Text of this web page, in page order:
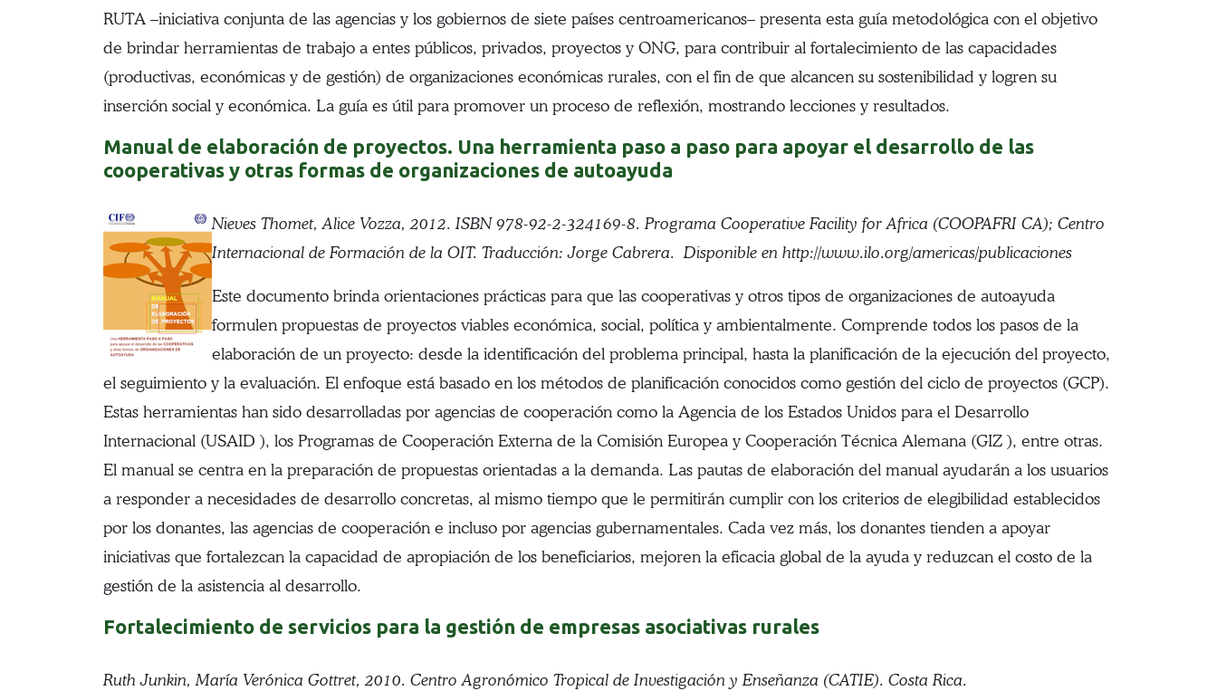
RUTA –iniciativa conjunta de las agencias y los gobiernos de siete países centroamericanos– presenta esta guía metodológica con el objetivo
de brindar herramientas de trabajo a entes públicos, privados, proyectos y ONG, para contribuir al fortalecimiento de las capacidades
(productivas, económicas y de gestión) de organizaciones económicas rurales, con el fin de que alcancen su sostenibilidad y logren su
inserción social y económica. La guía es útil para promover un proceso de reflexión, mostrando lecciones y resultados.
Manual de elaboración de proyectos. Una herramienta paso a paso para apoyar el desarrollo de las
cooperativas y otras formas de organizaciones de autoayuda
Nieves Thomet, Alice Vozza, 2012. ISBN 978-92-2-324169-8. Programa Cooperative Facility for Africa (COOPAFRI CA); Centro
Internacional de Formación de la OIT. Traducción: Jorge Cabrera. Disponible en http://www.ilo.org/americas/publicaciones
Este documento brinda orientaciones prácticas para que las cooperativas y otros tipos de organizaciones de autoayuda
formulen propuestas de proyectos viables económica, social, política y ambientalmente. Comprende todos los pasos de la
elaboración de un proyecto: desde la identificación del problema principal, hasta la planificación de la ejecución del proyecto,
el seguimiento y la evaluación. El enfoque está basado en los métodos de planificación conocidos como gestión del ciclo de proyectos (GCP).
Estas herramientas han sido desarrolladas por agencias de cooperación como la Agencia de los Estados Unidos para el Desarrollo
Internacional (USAID ), los Programas de Cooperación Externa de la Comisión Europea y Cooperación Técnica Alemana (GIZ ), entre otras.
El manual se centra en la preparación de propuestas orientadas a la demanda. Las pautas de elaboración del manual ayudarán a los usuarios
a responder a necesidades de desarrollo concretas, al mismo tiempo que le permitirán cumplir con los criterios de elegibilidad establecidos
por los donantes, las agencias de cooperación e incluso por agencias gubernamentales. Cada vez más, los donantes tienden a apoyar
iniciativas que fortalezcan la capacidad de apropiación de los beneficiarios, mejoren la eficacia global de la ayuda y reduzcan el costo de la
gestión de la asistencia al desarrollo.
Fortalecimiento de servicios para la gestión de empresas asociativas rurales
Ruth Junkin, María Verónica Gottret, 2010. Centro Agronómico Tropical de Investigación y Enseñanza (CATIE). Costa Rica.